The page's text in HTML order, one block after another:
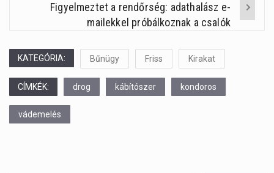
Figyelmeztet a rendőrség: adathalász e-
mailekkel próbálkoznak a csalók
KATEGÓRIA: Bűnügy Friss Kirakat
CÍMKÉK: drog kábítószer kondoros
vádemelés